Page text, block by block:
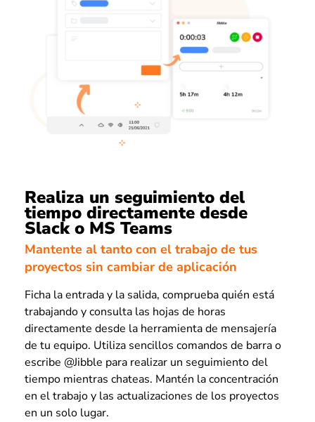
Realiza un seguimiento del
tiempo directamente desde
Slack o MS Teams
Mantente al tanto con el trabajo de tus
proyectos sin cambiar de aplicación
Ficha la entrada y la salida, comprueba quién está
trabajando y consulta las hojas de horas
directamente desde la herramienta de mensajería
de tu equipo. Utiliza sencillos comandos de barra o
escribe @Jibble para realizar un seguimiento del
tiempo mientras chateas. Mantén la concentración
en el trabajo y las actualizaciones de los proyectos
en un solo lugar.